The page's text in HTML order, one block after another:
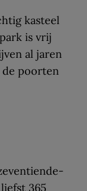
kasteel
is vrij
al jaren
de poorten
365